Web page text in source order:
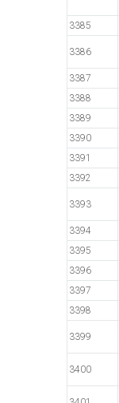
3385
3386
3387
3388
3389
3390
3391
3392
3393
3394
3395
3396
3397
3398
3399
3400